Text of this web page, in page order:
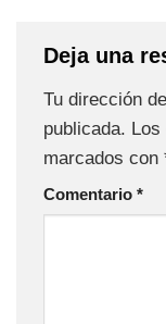
Deja una
Tu dirección
publicada. Los
marcados con
Comentario *